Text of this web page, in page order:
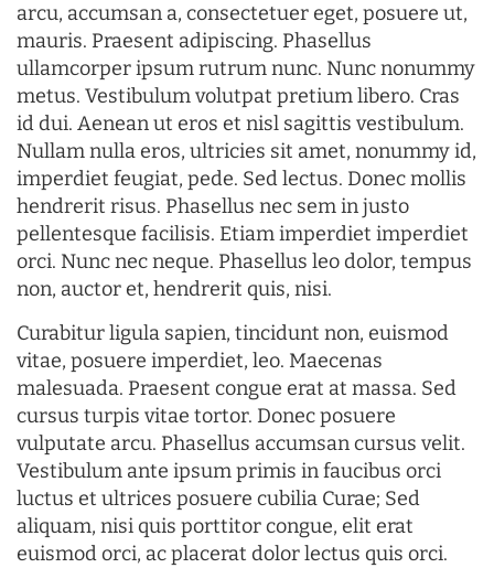
arcu, accumsan a, consectetuer eget, posuere ut,
mauris. Praesent adipiscing. Phasellus
ullamcorper ipsum rutrum nunc. Nunc nonummy
metus. Vestibulum volutpat pretium libero. Cras
id dui. Aenean ut eros et nisl sagittis vestibulum.
Nullam nulla eros, ultricies sit amet, nonummy id,
imperdiet feugiat, pede. Sed lectus. Donec mollis
hendrerit risus. Phasellus nec sem in justo
pellentesque facilisis. Etiam imperdiet imperdiet
orci. Nunc nec neque. Phasellus leo dolor, tempus
non, auctor et, hendrerit quis, nisi.
Curabitur ligula sapien, tincidunt non, euismod
vitae, posuere imperdiet, leo. Maecenas
malesuada. Praesent congue erat at massa. Sed
cursus turpis vitae tortor. Donec posuere
vulputate arcu. Phasellus accumsan cursus velit.
Vestibulum ante ipsum primis in faucibus orci
luctus et ultrices posuere cubilia Curae; Sed
aliquam, nisi quis porttitor congue, elit erat
euismod orci, ac placerat dolor lectus quis orci.